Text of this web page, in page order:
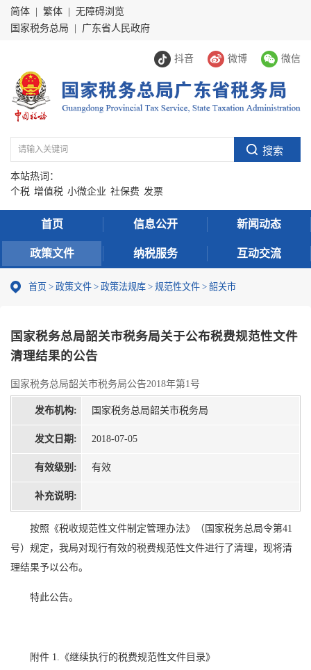
简体 繁体
无障碍浏览
国家税务总局
广东省人民政府
抖音 微博 微信
本站热词：
个税 增值税 小微企业 社保费 发票
首页 信息公开 新闻动态
政策文件 纳税服务 互动交流
首页 > 政策文件 > 政策法规库 > 规范性文件 > 韶关市
国家税务总局韶关市税务局关于公布税费规范性文件
清理结果的公告
国家税务总局韶关市税务局公告2018年第1号
发布机构: 国家税务总局韶关市税务局
发文日期: 2018-07-05
有效级别: 有效
补充说明:
按照《税收规范性文件制定管理办法》（国家税务总局令第41
号）规定，我局对现行有效的税费规范性文件进行了清理，现将清
理结果予以公布。
特此公告。
附件 1.《继续执行的税费规范性文件目录》